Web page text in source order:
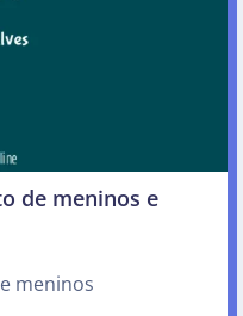
de meninos e
meninos